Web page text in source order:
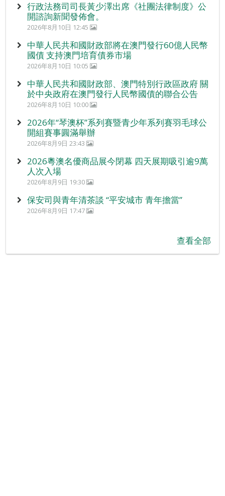
行政法務司司長黃少澤出席《社團法律制度》公
開諮詢新聞發佈會。
2026年8月10日 12:45
中華人民共和國財政部將在澳門發行60億人民幣
國債 支持澳門培育債券市場
2026年8月10日 10:05
中華人民共和國財政部、澳門特別行政區政府 關
於中央政府在澳門發行人民幣國債的聯合公告
2026年8月10日 10:00
2026年“琴澳杯”系列賽暨青少年系列賽羽毛球公
開組賽事圓滿舉辦
2026年8月9日 23:43
2026粵澳名優商品展今閉幕 四天展期吸引逾9萬
人次入場
2026年8月9日 19:30
保安司與青年清茶談 “平安城市 青年擔當”
2026年8月9日 17:47
查看全部